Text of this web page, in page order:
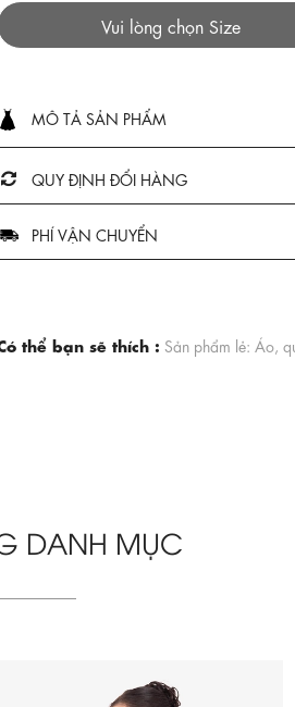
Vui lòng chọn Size
MÔ TẢ SẢN PHẨM
QUY ĐỊNH ĐỔI HÀNG
PHÍ VẬN CHUYỂN
thể bạn sẽ thích : Sản phẩm lẻ: Áo,
DANH MỤC